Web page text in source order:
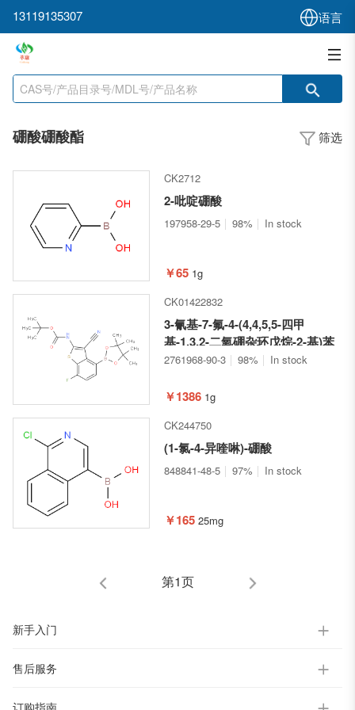
13119135307 语言
硼酸硼酸酯 筛选
CK2712
2-吡啶硼酸
197958-29-5 98% In stock
￥65 1g
CK01422832
3-氰基-7-氟-4-(4,4,5,5-四甲
基-1,3,2-二氧硼杂环戊烷-2-基)苯
并[b]噻吩-2-基)氨基甲酸叔丁酯
2761968-90-3 98% In stock
￥1386 1g
CK244750
(1-氯-4-异喹啉)-硼酸
848841-48-5 97% In stock
￥165 25mg
第1页
新手入门
售后服务